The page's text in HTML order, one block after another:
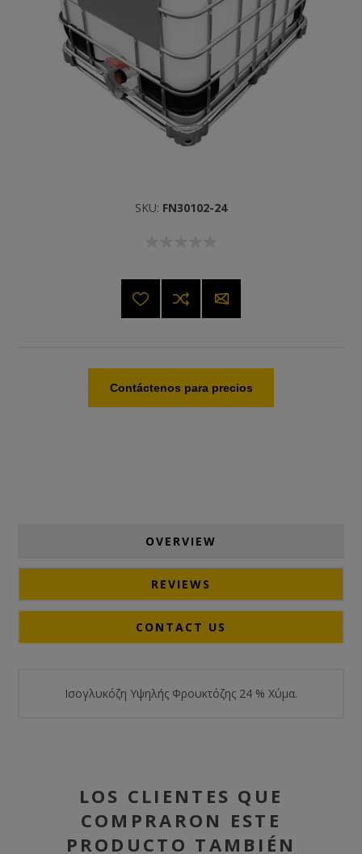
SKU: FN30102-24
Contáctenos para precios
OVERVIEW
REVIEWS
CONTACT US
Ισογλυκόζη Υψηλής Φρουκτόζης 24 % Χύμα.
LOS CLIENTES QUE
COMPRARON ESTE
PRODUCTO TAMBIÉN